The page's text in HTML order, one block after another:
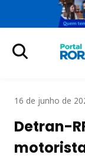
16 de junho de
Detran-